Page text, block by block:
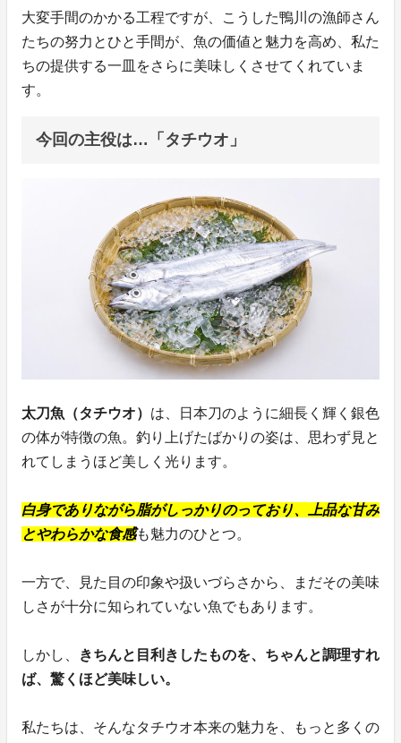
大変手間のかかる工程ですが、こうした鴨川の漁師さん
たちの努力とひと手間が、魚の価値と魅力を高め、私た
ちの提供する一皿をさらに美味しくさせてくれていま
す。
今回の主役は…「タチウオ」
太刀魚（タチウオ） は、日本刀のように細長く輝く銀色
の体が特徴の魚。釣り上げたばかりの姿は、思わず見と
れてしまうほど美しく光ります。
白身でありながら脂がしっかりのっており、上品な甘み
とやわらかな食感も魅力のひとつ。
一方で、見た目の印象や扱いづらさから、まだその美味
しさが十分に知られていない魚でもあります。
しかし、
きちんと目利きしたものを、ちゃんと調理すれ
ば、驚くほど美味しい。
私たちは、そんなタチウオ本来の魅力を、もっと多くの